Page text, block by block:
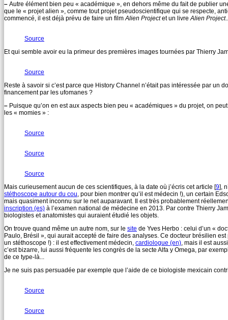
– Autre élément bien peu « académique », en dehors même du fait de publier
que le « projet alien », comme tout projet pseudoscientifique qui se respecte,
commencé, il est déjà prévu de faire un filmAlien Projectet un livreAlien Project
Source
Et qui semble avoir eu la primeur des premières images tournées par Thierry
Source
Reste à savoir si c’est parce que History Channel n’était pas intéressée par un
financement par les ufomanes ?
– Puisque qu’on en est aux aspects bien peu « académiques » du projet, on
les « momies » :
Source
Source
Source
Mais curieusement aucun de ces scientifiques, à la date où j’écris cet article [9],
stéthoscope autour du cou, pour bien montrer qu’il est médecin !), un certain
mais quasiment inconnu sur le net auparavant. Il est très probablement
inscription (es) à l’examen national de médecine en 2013. Par contre Thierry
biologistes et anatomistes qui auraient étudié les objets.
On trouve quand même un autre nom, sur le site de Yves Herbo : celui d’un «
Paulo, Brésil », qui aurait accepté de faire des analyses. Ce docteur brésilien
un stéthoscope !) : il est effectivement médecin, cardiologue (en), mais il est
c’est bizarre, lui aussi fréquente les congrès de la secte Alfa y Omega, par
de ce type-là...
Je ne suis pas persuadée par exemple que l’aide de ce biologiste mexicain
Source
Source